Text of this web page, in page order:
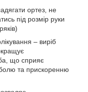
ортез, не
під розмір руки
– виріб
що сприяє
та прискоренню